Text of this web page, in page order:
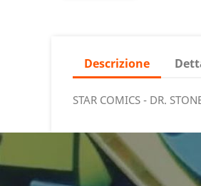
Descrizione
STAR COMICS - DR.